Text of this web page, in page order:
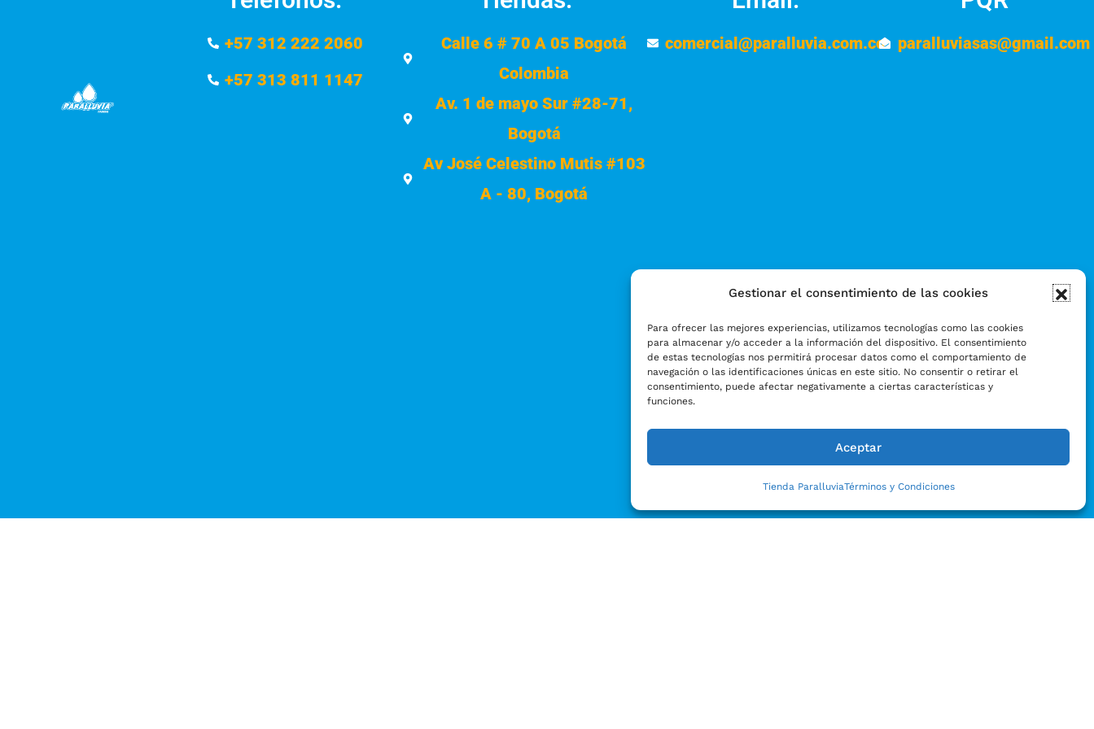
Gestionar el consentimiento de las cookies
Para ofrecer las mejores experiencias, utilizamos tecnologías como las cookies
para almacenar y/o acceder a la información del dispositivo. El consentimiento
de estas tecnologías nos permitirá procesar datos como el comportamiento de
navegación o las identificaciones únicas en este sitio. No consentir o retirar el
consentimiento, puede afectar negativamente a ciertas características y
funciones.
Aceptar
Tienda ParalluviaTérminos y Condiciones
+57 312 222 2060
+57 313 811 1147
Calle 6 # 70 A 05 Bogotá
Colombia
Av. 1 de mayo Sur #28-71,
Bogotá
Av José Celestino Mutis #103
A - 80, Bogotá
comercial@paralluvia.com.co paralluviasas@gmail.com